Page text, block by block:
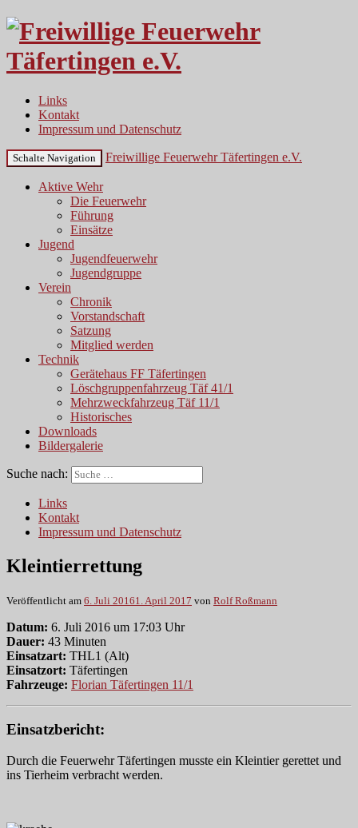
Links
Kontakt
Impressum und Datenschutz
Schalte Navigation Freiwillige Feuerwehr Täfertingen e.V.
Aktive Wehr
Die Feuerwehr
Führung
Einsätze
Jugend
Jugendfeuerwehr
Jugendgruppe
Verein
Chronik
Vorstandschaft
Satzung
Mitglied werden
Technik
Gerätehaus FF Täfertingen
Löschgruppenfahrzeug Täf 41/1
Mehrzweckfahrzeug Täf 11/1
Historisches
Downloads
Bildergalerie
Suche nach:
Links
Kontakt
Impressum und Datenschutz
Kleintierrettung
Veröffentlicht am 6. Juli 20161. April 2017 von Rolf Roßmann
Datum: 6. Juli 2016 um 17:03 Uhr
Dauer: 43 Minuten
Einsatzart: THL1 (Alt)
Einsatzort: Täfertingen
Fahrzeuge: Florian Täfertingen 11/1
Einsatzbericht:
Durch die Feuerwehr Täfertingen musste ein Kleintier gerettet und
ins Tierheim verbracht werden.